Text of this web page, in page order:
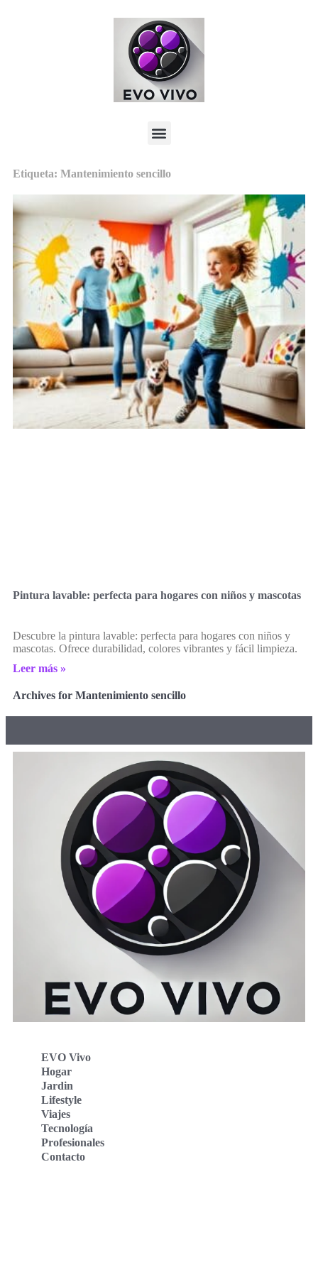
Etiqueta: Mantenimiento sencillo
Pintura lavable: perfecta para hogares con niños y mascotas
Descubre la pintura lavable: perfecta para hogares con niños y
mascotas. Ofrece durabilidad, colores vibrantes y fácil limpieza.
Leer más »
Archives for Mantenimiento sencillo
EVO Vivo
Hogar
Jardin
Lifestyle
Viajes
Tecnología
Profesionales
Contacto